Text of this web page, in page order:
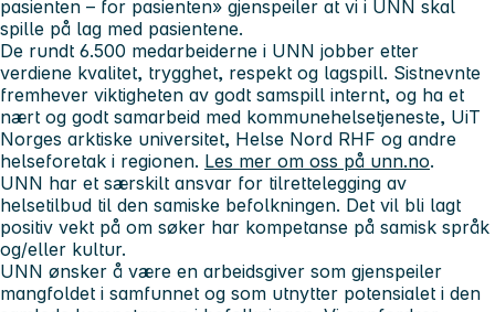
pasienten – for pasienten» gjenspeiler at vi i UNN skal
spille på lag med pasientene.
De rundt 6.500 medarbeiderne i UNN jobber etter
verdiene kvalitet, trygghet, respekt og lagspill. Sistnevnte
fremhever viktigheten av godt samspill internt, og ha et
nært og godt samarbeid med kommunehelsetjeneste, UiT
Norges arktiske universitet, Helse Nord RHF og andre
helseforetak i regionen. Les mer om oss på unn.no.
UNN har et særskilt ansvar for tilrettelegging av
helsetilbud til den samiske befolkningen. Det vil bli lagt
positiv vekt på om søker har kompetanse på samisk språk
og/eller kultur.
UNN ønsker å være en arbeidsgiver som gjenspeiler
mangfoldet i samfunnet og som utnytter potensialet i den